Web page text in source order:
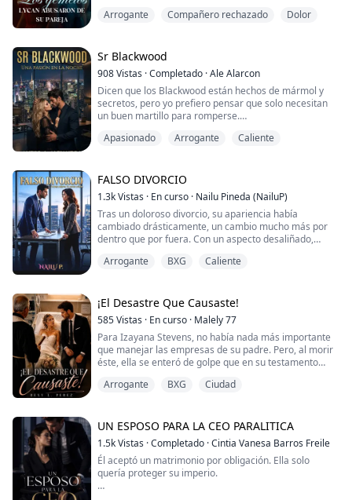
saldar la deuda de su padre, pero tuvo mala suerte
Fue gobernada por su cruel amo.
«Esclavo, debes sa...
Arrogante Compañero rechazado Dolor
Sr Blackwood
908Vistas ·Completado ·Ale Alarcon
Dicen que los Blackwood están hechos de mármol y
secretos, pero yo prefiero pensar que solo necesitan
un buen martillo para romperse.
Como arquitecta, mi trabajo es diseñar estructuras
brillante, frío y exasperante que ha pisado Londres; un
hombre que vive bajo la dictadura de su agenda y que
cree qu...
Apasionado Arrogante Caliente
FALSO DIVORCIO
1.3kVistas · En curso · Nailu Pineda (NailuP)
Tras un doloroso divorcio, su apariencia había
cambiado drásticamente, un cambio mucho más por
dentro que por fuera. Con un aspecto desaliñado,
en un desagradable infierno.
trabajo de sus sueños en una importante empresa de
publicidad. Lo que ella nunca se ha imaginó, es que se
convertiría en ...
Arrogante BXG Caliente
¡El Desastre Que Causaste!
585Vistas · En curso · Malely 77
Para Izayana Stevens, no había nada más importante
que manejar las empresas de su padre. Pero, al morir
éste, ella se enteró de golpe que en su testamento
tomar el control de Stevens Textiles, debía casarse
padre con su secretaria.
No podía per...
Arrogante BXG Ciudad
UN ESPOSO PARA LA CEO PARALITICA
1.5kVistas ·Completado ·Cintia Vanesa Barros Freile
Él aceptó un matrimonio por obligación. Ella solo
quería proteger su imperio.